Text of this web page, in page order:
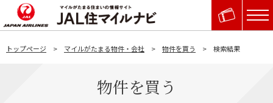
トップページ マイルがたまる物件・会社 物件を買う 検索結果
物件を買う